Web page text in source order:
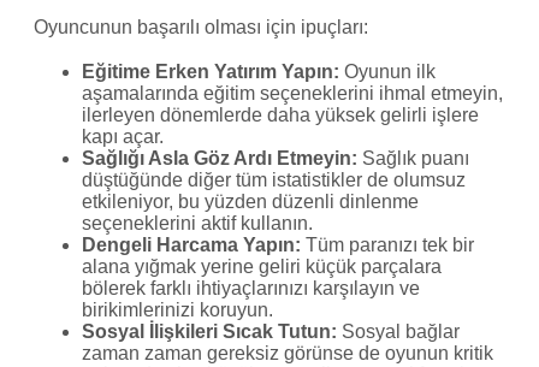
Oyuncunun başarılı olması için ipuçları:
Eğitime Erken Yatırım Yapın: Oyunun ilk
aşamalarında eğitim seçeneklerini ihmal etmeyin,
ilerleyen dönemlerde daha yüksek gelirli işlere
kapı açar.
Sağlığı Asla Göz Ardı Etmeyin: Sağlık puanı
düştüğünde diğer tüm istatistikler de olumsuz
etkileniyor, bu yüzden düzenli dinlenme
seçeneklerini aktif kullanın.
Dengeli Harcama Yapın: Tüm paranızı tek bir
alana yığmak yerine geliri küçük parçalara
bölerek farklı ihtiyaçlarınızı karşılayın ve
birikimlerinizi koruyun.
Sosyal İlişkileri Sıcak Tutun: Sosyal bağlar
zaman zaman gereksiz görünse de oyunun kritik